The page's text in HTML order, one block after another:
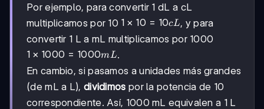
Por ejemplo, para convertir 1 dL a cL
multiplicamos por 10 1
×
10
10
1 × 10 = 10cL, y para
convertir 1 L a mL multiplicamos por 1000
1 ×
1000
=
1000
mL
1 × 1000 = 1000mL.
En cambio, si pasamos a unidades más grandes
(de mL a L), dividimos por la potencia de 10
correspondiente. Así, 1000 mL equivalen a 1 L